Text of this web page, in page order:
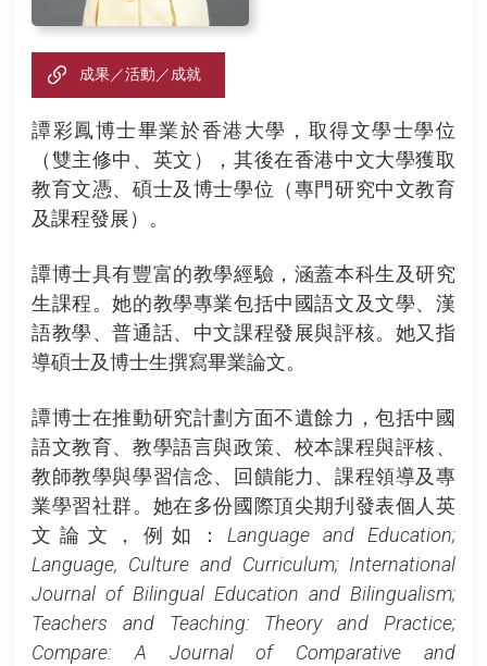
成果／活動／成就
譚彩鳳博士畢業於香港大學，取得文學士學位
（雙主修中、英文），其後在香港中文大學獲取
教育文憑、碩士及博士學位（專門研究中文教育
及課程發展）。
譚博士具有豐富的教學經驗，涵蓋本科生及研究
生課程。她的教學專業包括中國語文及文學、漢
語教學、普通話、中文課程發展與評核。她又指
導碩士及博士生撰寫畢業論文。
譚博士在推動研究計劃方面不遺餘力，包括中國
語文教育、教學語言與政策、校本課程與評核、
教師教學與學習信念、回饋能力、課程領導及專
業學習社群。她在多份國際頂尖期刋發表個人英
文論文，例如：Language and Education;
Language, Culture and Curriculum; International
Journal of Bilingual Education and Bilingualism;
Teachers and Teaching: Theory and Practice;
Compare: A Journal of Comparative and